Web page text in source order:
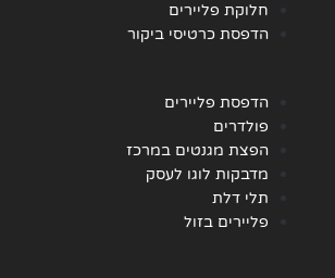
חלוקת פליירים
הדפסת כרטיסי ביקור
הדפסת פליירים
פולדרים
הפצת מגנטים במרכז
מדבקות לוגו לעסק
תלי דלת
פליירים בזול